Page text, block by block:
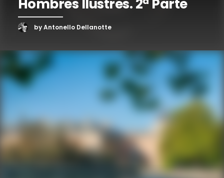
Hombres Ilustres. 2ª Parte
by Antonello Dellanotte